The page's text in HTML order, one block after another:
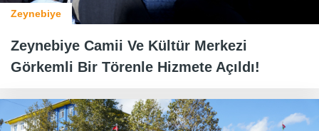
Zeynebiye
Zeynebiye Camii Ve Kültür Merkezi
Görkemli Bir Törenle Hizmete Açıldı!